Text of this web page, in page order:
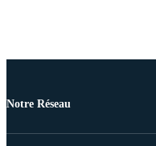
Notre Réseau